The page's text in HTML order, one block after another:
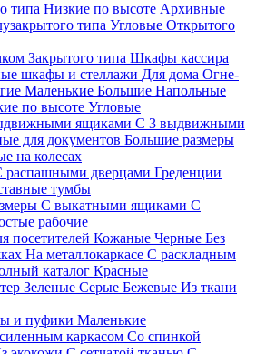
типа Низкие по высоте Архивные
типа Угловые Открытого
Закрытого типа Шкафы кассира
шкафы и стеллажи Для дома Огне-
Маленькие Большие Напольные
по высоте Угловые
ящиками С 3 выдвижными
для документов Большие размеры
на колесах
распашными дверцами Греденции
тумбы
С выкатными ящиками С
рабочие
посетителей Кожаные Черные Без
На металлокаркасе С раскладным
каталог Красные
Зеленые Серые Бежевые Из ткани
и пуфики Маленькие
каркасом Со спинкой